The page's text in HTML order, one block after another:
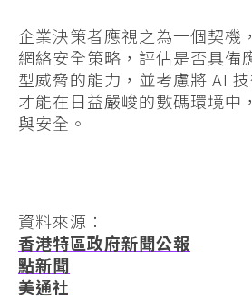
企業決策者應視之為一個契機
網絡安全策略，評估是否具備
型威脅的能力，並考慮將 AI
才能在日益嚴峻的數碼環境中
與安全。
資料來源：
香港特區政府新聞公報
點新聞
美通社